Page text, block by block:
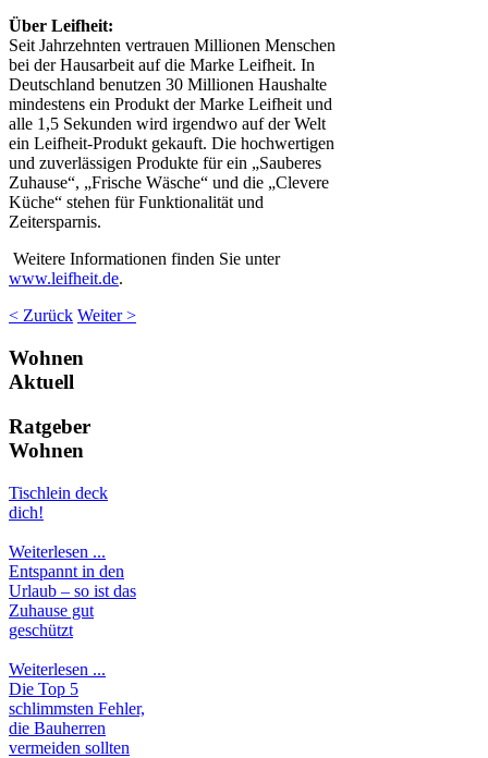
Über Leifheit:
Seit Jahrzehnten vertrauen Millionen Menschen
bei der Hausarbeit auf die Marke Leifheit. In
Deutschland benutzen 30 Millionen Haushalte
mindestens ein Produkt der Marke Leifheit und
alle 1,5 Sekunden wird irgendwo auf der Welt
ein Leifheit-Produkt gekauft. Die hochwertigen
und zuverlässigen Produkte für ein „Sauberes
Zuhause“, „Frische Wäsche“ und die „Clevere
Küche“ stehen für Funktionalität und
Zeitersparnis.
Weitere Informationen finden Sie unter
www.leifheit.de.
< Zurück Weiter >
Wohnen
Aktuell
Ratgeber
Wohnen
Tischlein deck
dich!
Weiterlesen ...
Entspannt in den
Urlaub – so ist das
Zuhause gut
geschützt
Weiterlesen ...
Die Top 5
schlimmsten Fehler,
die Bauherren
vermeiden sollten